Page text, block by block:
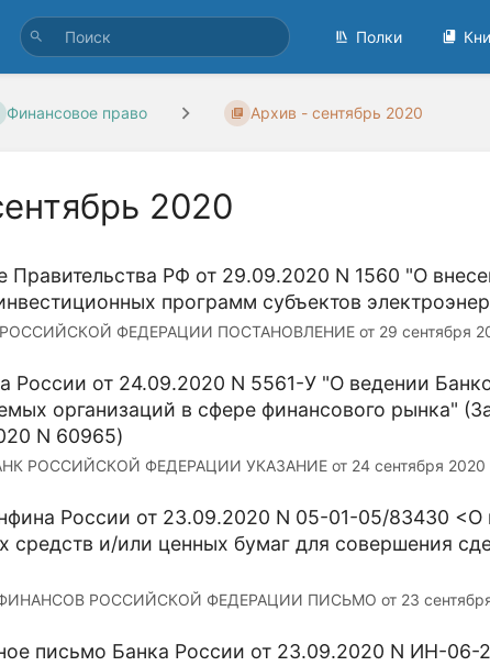
Полки
Финансовое право Архив - сентябрь 2020
2020
Правительства РФ от 29.09.2020 N 1560 "О
программ субъектов
ФЕДЕРАЦИИ ПОСТАНОВЛЕНИЕ от 29 сентября
России от 24.09.2020 N 5561-У "О ведении
организаций в сфере финансового рынка"
N 60965)
РОССИЙСКОЙ ФЕДЕРАЦИИ УКАЗАНИЕ от 24 сентября 2020
России от 23.09.2020 N 05-01-05/83430 <О
средств и/или ценных бумаг для совершения
РОССИЙСКОЙ ФЕДЕРАЦИИ ПИСЬМО от 23 сентября
письмо Банка России от 23.09.2020 N ИН-06-